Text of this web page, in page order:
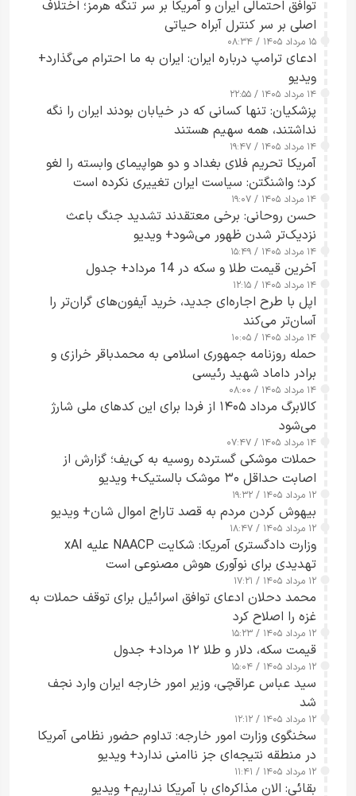
توافق احتمالی ایران و آمریکا بر سر تنگه هرمز؛ اختلاف
اصلی بر سر کنترل آبراه حیاتی
۱۵ مرداد ۱۴۰۵ / ۰۸:۳۴
ادعای ترامپ درباره ایران: ایران به ما احترام می‌گذارد+
ویدیو
۱۴ مرداد ۱۴۰۵ / ۲۲:۵۵
پزشکیان: تنها کسانی که در خیابان بودند ایران را نگه
نداشتند، همه سهیم هستند
۱۴ مرداد ۱۴۰۵ / ۱۹:۴۷
آمریکا تحریم فلای بغداد و دو هواپیمای وابسته را لغو
کرد؛ واشنگتن: سیاست ایران تغییری نکرده است
۱۴ مرداد ۱۴۰۵ / ۱۹:۰۷
حسن روحانی: برخی معتقدند تشدید جنگ باعث
نزدیک‌تر شدن ظهور می‌شود+ ویدیو
۱۴ مرداد ۱۴۰۵ / ۱۵:۴۹
آخرین قیمت طلا و سکه در 14 مرداد+ جدول
۱۴ مرداد ۱۴۰۵ / ۱۲:۱۵
اپل با طرح اجاره‌ای جدید، خرید آیفون‌های گران‌تر را
آسان‌تر می‌کند
۱۴ مرداد ۱۴۰۵ / ۱۰:۰۵
حمله روزنامه جمهوری اسلامی به محمدباقر خرازی و
برادر داماد شهید رئیسی
۱۴ مرداد ۱۴۰۵ / ۰۸:۰۰
کالابرگ مرداد ۱۴۰۵ از فردا برای این کدهای ملی شارژ
می‌شود
۱۴ مرداد ۱۴۰۵ / ۰۷:۴۷
حملات موشکی گسترده روسیه به کی‌یف؛ گزارش از
اصابت حداقل ۳۰ موشک بالستیک+ ویدیو
۱۲ مرداد ۱۴۰۵ / ۱۹:۳۲
بیهوش کردن مردم به قصد تاراج اموال شان+ ویدیو
۱۲ مرداد ۱۴۰۵ / ۱۸:۴۷
وزارت دادگستری آمریکا: شکایت NAACP علیه xAI
تهدیدی برای نوآوری هوش مصنوعی است
۱۲ مرداد ۱۴۰۵ / ۱۷:۲۱
محمد دحلان ادعای توافق اسرائیل برای توقف حملات به
غزه را اصلاح کرد
۱۲ مرداد ۱۴۰۵ / ۱۵:۲۳
قیمت سکه، دلار و طلا ۱۲ مرداد+ جدول
۱۲ مرداد ۱۴۰۵ / ۱۵:۰۴
سید عباس عراقچی، وزیر امور خارجه ایران وارد نجف
شد
۱۲ مرداد ۱۴۰۵ / ۱۲:۱۲
سخنگوی وزارت امور خارجه: تداوم حضور نظامی آمریکا
در منطقه نتیجه‌ای جز ناامنی ندارد+ ویدیو
۱۲ مرداد ۱۴۰۵ / ۱۱:۴۱
بقائی: الان مذاکره‌ای با آمریکا نداریم+ ویدیو